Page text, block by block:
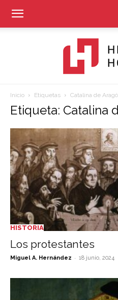
Inicio Etiquetas Catalina de
Etiqueta: Catalina
HISTORIA
Los protestantes
Miguel A. Hernández - 18 junio, 2024